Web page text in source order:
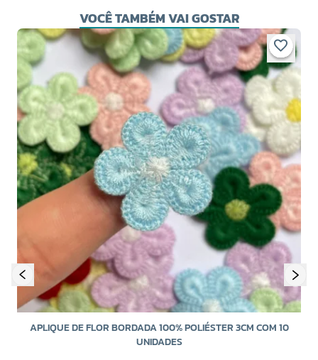
VOCÊ TAMBÉM VAI GOSTAR
APLIQUE DE FLOR BORDADA 100% POLIÉSTER 3CM COM 10
UNIDADES